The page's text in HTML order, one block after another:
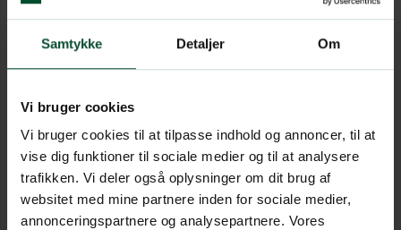
Samtykke Detaljer Om
Vi bruger cookies
Vi bruger cookies til at tilpasse indhold og annoncer, til at
vise dig funktioner til sociale medier og til at analysere
trafikken. Vi deler også oplysninger om dit brug af
websitet med mine partnere inden for sociale medier,
annonceringspartnere og analysepartnere. Vores